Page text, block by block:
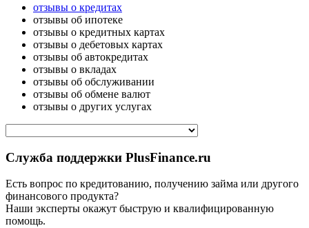
отзывы о кредитах
отзывы об ипотеке
отзывы о кредитных картах
отзывы о дебетовых картах
отзывы об автокредитах
отзывы о вкладах
отзывы об обслуживании
отзывы об обмене валют
отзывы о других услугах
Служба поддержки PlusFinance.ru
Есть вопрос по кредитованию, получению займа или другого
финансового продукта?
Наши эксперты окажут быструю и квалифицированную
помощь.